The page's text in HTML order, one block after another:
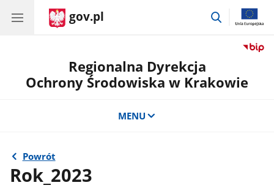
gov.pl
przejdź
Regionalna Dyrekcja
Ochrony Środowiska w Krakowie
MENU
Powrót
Rok_2023